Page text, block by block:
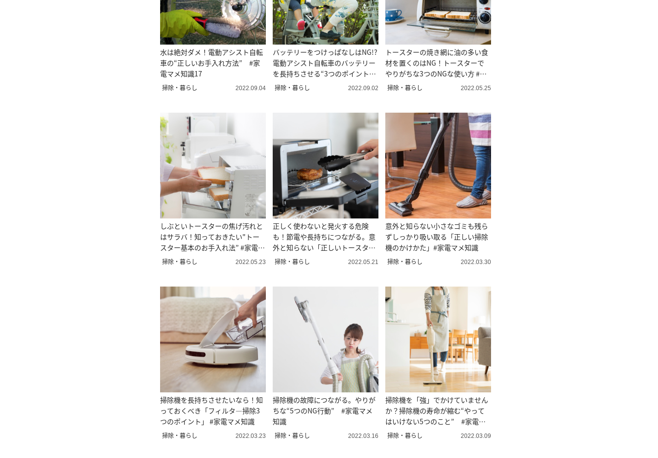
水は絶対ダメ！電動アシスト自転
車の“正しいお手入れ方法” #家
電マメ知識17
掃除・暮らし 2022.09.04
バッテリーをつけっぱなしはNG!?
電動アシスト自転車のバッテリー
を長持ちさせる“3つのポイント” #
家電マメ知識16
掃除・暮らし 2022.09.02
トースターの焼き網に油の多い食
材を置くのはNG！トースターで
やりがちな3つのNGな使い方 #家
電マメ知識15
掃除・暮らし 2022.05.25
しぶといトースターの焦げ汚れと
はサラバ！知っておきたい"トー
スター基本のお手入れ法” #家電マ
メ知識14
掃除・暮らし 2022.05.23
正しく使わないと発火する危険
も！節電や長持ちにつながる。意
外と知らない「正しいトースター
の使い方」#家電マメ知識13
掃除・暮らし 2022.05.21
意外と知らない小さなゴミも残ら
ずしっかり吸い取る「正しい掃除
機のかけかた」#家電マメ知識
掃除・暮らし 2022.03.30
掃除機を長持ちさせたいなら！知
っておくべき「フィルタ―掃除3
つのポイント」 #家電マメ知識
掃除・暮らし 2022.03.23
掃除機の故障につながる。やりが
ちな“5つのNG行動” #家電マメ
知識
掃除・暮らし 2022.03.16
掃除機を「強」でかけていません
か？掃除機の寿命が縮む“やって
はいけない5つのこと” #家電マ
メ知識
掃除・暮らし 2022.03.09